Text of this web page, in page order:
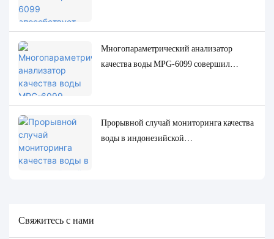
Многопараметрический анализатор
качества воды MPG-6099 совершил
Прорывной случай мониторинга качества
воды в индонезийской
Свяжитесь с нами